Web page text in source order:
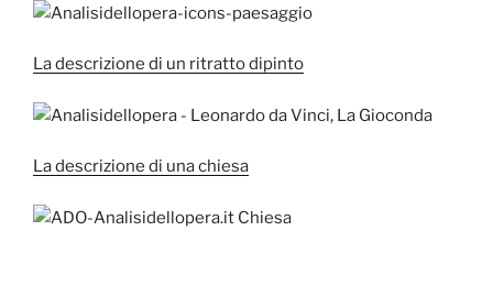
La descrizione di un ritratto dipinto
La descrizione di una chiesa